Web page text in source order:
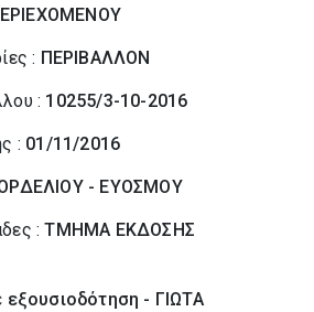
: ΠΕΡΙΒΑΛΛΟΝ
: 10255/3-10-2016
: 01/11/2016
- ΕΥΟΣΜΟΥ
:ΤΜΗΜΑ ΕΚΔΟΣΗΣ
- ΓΙΩΤΑ